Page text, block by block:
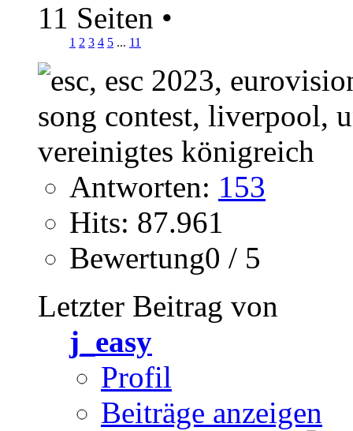
11 Seiten •
1 2 3 4 5 ... 11
Antworten: 153
Hits: 87.961
Bewertung0 / 5
Letzter Beitrag von
j_easy
Profil
Beiträge anzeigen